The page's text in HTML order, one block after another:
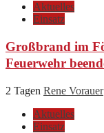
Aktuelles
Einsatz
Großbrand im
Feuerwehr
2 Tagen Rene Vorauer
Aktuelles
Einsatz